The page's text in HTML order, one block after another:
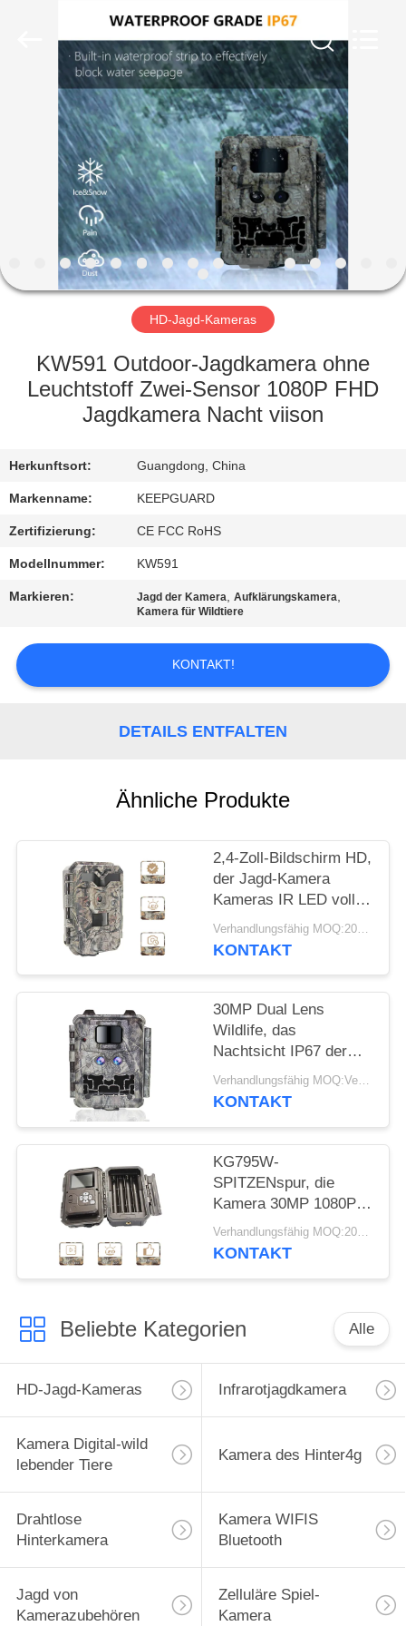
HAUSE
PRODUKTE
VIDEOS
ÜBER
WERKSBESICHTIGUNG
KONTAKT
MIT
UNS
NEUIGKEITEN
BITTE
DATENSCHUTZRICHTLINIE
HD-Jagd-Kameras
KW591 Outdoor-Jagdkamera ohne
Leuchtstoff Zwei-Sensor 1080P FHD
Jagdkamera Nacht viison
Herkunftsort: Guangdong, China
Markenname: KEEPGUARD
Zertifizierung: CE FCC RoHS
Modellnummer: KW591
Markieren: Jagd der Kamera,Aufklärungskamera,
Kamera für Wildtiere
KONTAKT!
DETAILS ENTFALTEN
Ähnliche Produkte
2,4-Zoll-Bildschirm HD,
der Jagd-Kamera
Kameras IR LED volle
HD 1080P Hinterjagt Verhandlungsfähig MOQ:20pcs
KONTAKT
30MP Dual Lens
Wildlife, das
Nachtsicht IP67 der
Kamera-1080P jagt
Verhandlungsfähig MOQ:Verkäuflich
KONTAKT
KG795W-
SPITZENspur, die
Kamera 30MP 1080P
HD für Tier der wild
lebenden Tiere jagt
Verhandlungsfähig MOQ:20pcs
KONTAKT
Beliebte Kategorien Alle
HD-Jagd-Kameras Infrarotjagdkamera
Kamera Digital-wild
lebender Tiere
Kamera des Hinter4g
Drahtlose
Hinterkamera
Kamera WIFIS
Bluetooth
Jagd von
Kamerazubehören
Zelluläre Spiel-
Kamera